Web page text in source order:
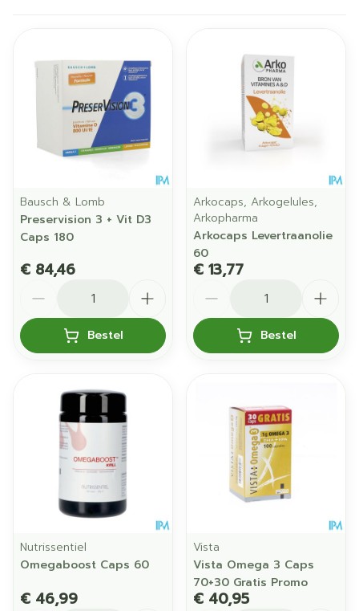
Bausch & Lomb
Preservision 3 + Vit D3
Caps 180
€ 84,46
Bestel
Arkocaps, Arkogelules,
Arkopharma
Arkocaps Levertraanolie
60
€ 13,77
Bestel
Nutrissentiel
Omegaboost Caps 60
€ 46,99
Vista
Vista Omega 3 Caps
70+30 Gratis Promo
€ 40,95